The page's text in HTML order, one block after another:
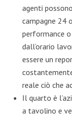
agenti
campagne 24
performance
dall’orario
essere un
reale ciò che
Il quarto è
a tavolino e